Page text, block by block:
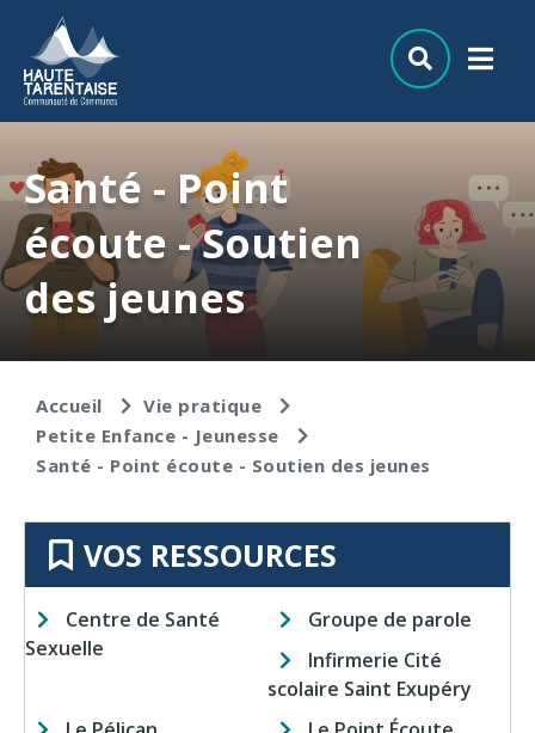
Aller à la recherche
Santé - Point
écoute - Soutien
des jeunes
Accueil
Vie pratique
Petite Enfance - Jeunesse
Santé - Point écoute - Soutien des jeunes
VOS RESSOURCES
Centre de Santé
Sexuelle
Groupe de parole
Infirmerie Cité
scolaire Saint Exupéry